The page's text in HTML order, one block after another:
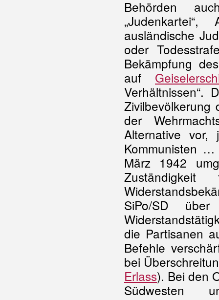
Behörden
ausländische
oder
Bekämpfung
auf
der
Alternative vor,
Kommunisten
März 1942
SiPo/SD
die Partisanen
Befehle
bei
Erlass). Bei den
Südwesten